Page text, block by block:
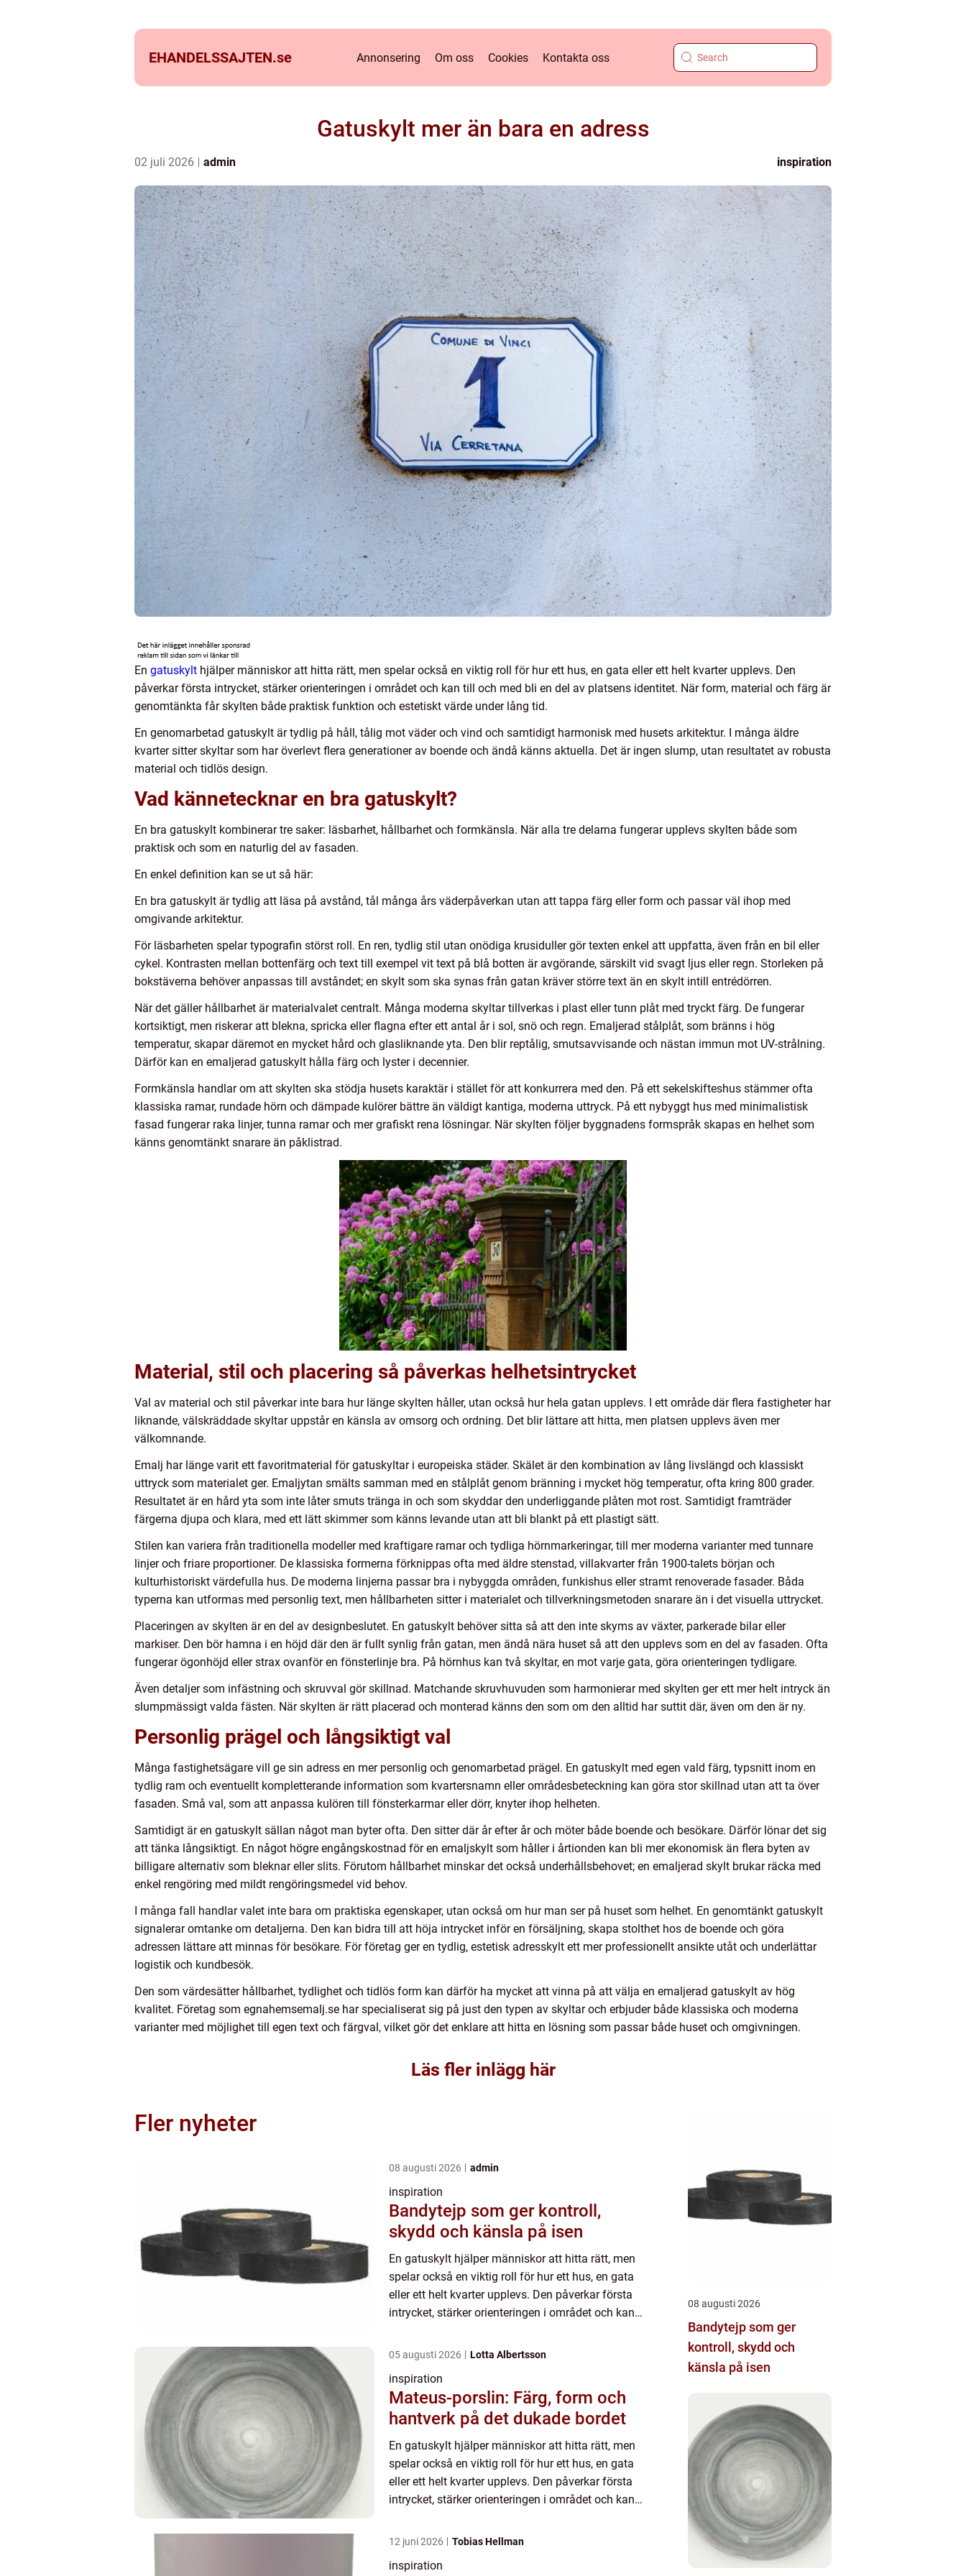
EHANDELSSAJTEN.se Annonsering Om oss Cookies Kontakta oss
Gatuskylt mer än bara en adress
02 juli 2026 admin inspiration
En gatuskylt hjälper människor att hitta rätt, men spelar också en viktig roll för hur ett hus, en gata eller ett helt kvarter upplevs. Den
påverkar första intrycket, stärker orienteringen i området och kan till och med bli en del av platsens identitet. När form, material och färg är
genomtänkta får skylten både praktisk funktion och estetiskt värde under lång tid.
En genomarbetad gatuskylt är tydlig på håll, tålig mot väder och vind och samtidigt harmonisk med husets arkitektur. I många äldre
kvarter sitter skyltar som har överlevt flera generationer av boende och ändå känns aktuella. Det är ingen slump, utan resultatet av robusta
material och tidlös design.
Vad kännetecknar en bra gatuskylt?
En bra gatuskylt kombinerar tre saker: läsbarhet, hållbarhet och formkänsla. När alla tre delarna fungerar upplevs skylten både som
praktisk och som en naturlig del av fasaden.
En enkel definition kan se ut så här:
En bra gatuskylt är tydlig att läsa på avstånd, tål många års väderpåverkan utan att tappa färg eller form och passar väl ihop med
omgivande arkitektur.
För läsbarheten spelar typografin störst roll. En ren, tydlig stil utan onödiga krusiduller gör texten enkel att uppfatta, även från en bil eller
cykel. Kontrasten mellan bottenfärg och text till exempel vit text på blå botten är avgörande, särskilt vid svagt ljus eller regn. Storleken på
bokstäverna behöver anpassas till avståndet; en skylt som ska synas från gatan kräver större text än en skylt intill entrédörren.
När det gäller hållbarhet är materialvalet centralt. Många moderna skyltar tillverkas i plast eller tunn plåt med tryckt färg. De fungerar
kortsiktigt, men riskerar att blekna, spricka eller flagna efter ett antal år i sol, snö och regn. Emaljerad stålplåt, som bränns i hög
temperatur, skapar däremot en mycket hård och glasliknande yta. Den blir reptålig, smutsavvisande och nästan immun mot UV-strålning.
Därför kan en emaljerad gatuskylt hålla färg och lyster i decennier.
Formkänsla handlar om att skylten ska stödja husets karaktär i stället för att konkurrera med den. På ett sekelskifteshus stämmer ofta
klassiska ramar, rundade hörn och dämpade kulörer bättre än väldigt kantiga, moderna uttryck. På ett nybyggt hus med minimalistisk
fasad fungerar raka linjer, tunna ramar och mer grafiskt rena lösningar. När skylten följer byggnadens formspråk skapas en helhet som
känns genomtänkt snarare än påklistrad.
Material, stil och placering så påverkas helhetsintrycket
Val av material och stil påverkar inte bara hur länge skylten håller, utan också hur hela gatan upplevs. I ett område där flera fastigheter har
liknande, välskräddade skyltar uppstår en känsla av omsorg och ordning. Det blir lättare att hitta, men platsen upplevs även mer
välkomnande.
Emalj har länge varit ett favoritmaterial för gatuskyltar i europeiska städer. Skälet är den kombination av lång livslängd och klassiskt
uttryck som materialet ger. Emaljytan smälts samman med en stålplåt genom bränning i mycket hög temperatur, ofta kring 800 grader.
Resultatet är en hård yta som inte låter smuts tränga in och som skyddar den underliggande plåten mot rost. Samtidigt framträder
färgerna djupa och klara, med ett lätt skimmer som känns levande utan att bli blankt på ett plastigt sätt.
Stilen kan variera från traditionella modeller med kraftigare ramar och tydliga hörnmarkeringar, till mer moderna varianter med tunnare
linjer och friare proportioner. De klassiska formerna förknippas ofta med äldre stenstad, villakvarter från 1900-talets början och
kulturhistoriskt värdefulla hus. De moderna linjerna passar bra i nybyggda områden, funkishus eller stramt renoverade fasader. Båda
typerna kan utformas med personlig text, men hållbarheten sitter i materialet och tillverkningsmetoden snarare än i det visuella uttrycket.
Placeringen av skylten är en del av designbeslutet. En gatuskylt behöver sitta så att den inte skyms av växter, parkerade bilar eller
markiser. Den bör hamna i en höjd där den är fullt synlig från gatan, men ändå nära huset så att den upplevs som en del av fasaden. Ofta
fungerar ögonhöjd eller strax ovanför en fönsterlinje bra. På hörnhus kan två skyltar, en mot varje gata, göra orienteringen tydligare.
Även detaljer som infästning och skruvval gör skillnad. Matchande skruvhuvuden som harmonierar med skylten ger ett mer helt intryck än
slumpmässigt valda fästen. När skylten är rätt placerad och monterad känns den som om den alltid har suttit där, även om den är ny.
Personlig prägel och långsiktigt val
Många fastighetsägare vill ge sin adress en mer personlig och genomarbetad prägel. En gatuskylt med egen vald färg, typsnitt inom en
tydlig ram och eventuellt kompletterande information som kvartersnamn eller områdesbeteckning kan göra stor skillnad utan att ta över
fasaden. Små val, som att anpassa kulören till fönsterkarmar eller dörr, knyter ihop helheten.
Samtidigt är en gatuskylt sällan något man byter ofta. Den sitter där år efter år och möter både boende och besökare. Därför lönar det sig
att tänka långsiktigt. En något högre engångskostnad för en emaljskylt som håller i årtionden kan bli mer ekonomisk än flera byten av
billigare alternativ som bleknar eller slits. Förutom hållbarhet minskar det också underhållsbehovet; en emaljerad skylt brukar räcka med
enkel rengöring med mildt rengöringsmedel vid behov.
I många fall handlar valet inte bara om praktiska egenskaper, utan också om hur man ser på huset som helhet. En genomtänkt gatuskylt
signalerar omtanke om detaljerna. Den kan bidra till att höja intrycket inför en försäljning, skapa stolthet hos de boende och göra
adressen lättare att minnas för besökare. För företag ger en tydlig, estetisk adresskylt ett mer professionellt ansikte utåt och underlättar
logistik och kundbesök.
Den som värdesätter hållbarhet, tydlighet och tidlös form kan därför ha mycket att vinna på att välja en emaljerad gatuskylt av hög
kvalitet. Företag som egnahemsemalj.se har specialiserat sig på just den typen av skyltar och erbjuder både klassiska och moderna
varianter med möjlighet till egen text och färgval, vilket gör det enklare att hitta en lösning som passar både huset och omgivningen.
Läs fler inlägg här
Fler nyheter
08 augusti 2026 admin
inspiration
Bandytejp som ger kontroll,
skydd och känsla på isen
En gatuskylt hjälper människor att hitta rätt, men
spelar också en viktig roll för hur ett hus, en gata
eller ett helt kvarter upplevs. Den påverkar första
intrycket, stärker orienteringen i området och kan
05 augusti 2026 Lotta Albertsson
inspiration
Mateus-porslin: Färg, form och
hantverk på det dukade bordet
En gatuskylt hjälper människor att hitta rätt, men
spelar också en viktig roll för hur ett hus, en gata
eller ett helt kvarter upplevs. Den påverkar första
intrycket, stärker orienteringen i området och kan
12 juni 2026 Tobias Hellman
inspiration
08 augusti 2026
Bandytejp som ger
kontroll, skydd och
känsla på isen